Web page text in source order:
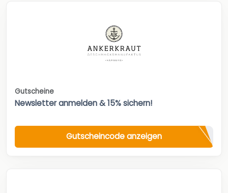
Gutscheine
Newsletter anmelden & 15% sichern!
Gutscheincode anzeigen